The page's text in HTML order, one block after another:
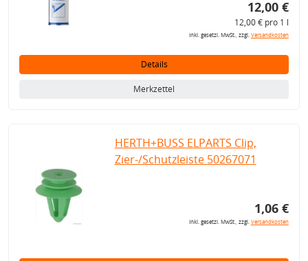
12,00 €
12,00 € pro 1 l
inkl. gesetzl. MwSt., zzgl.Versandkosten
Details
Merkzettel
HERTH+BUSS ELPARTS Clip,
Zier-/Schutzleiste 50267071
1,06 €
inkl. gesetzl. MwSt., zzgl.Versandkosten